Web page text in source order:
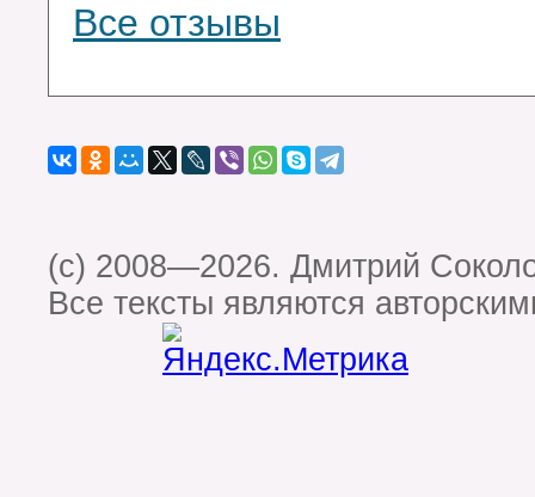
Все отзывы
(c) 2008—2026. Дмитрий
Все тексты являются